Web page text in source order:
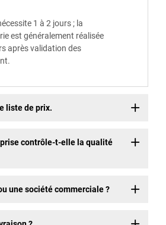
1 à 2 jours ; la
est généralement réalisée
après validation des
liste de prix.
contrôle-t-elle la qualité
une société commerciale ?